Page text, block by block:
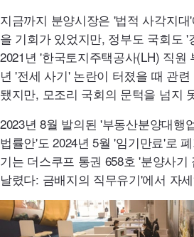
지금까지 분양시장은 '법적 사각지
을 기회가 있었지만, 정부도 국회도 '
2021년 '한국토지주택공사(LH) 직원
년 '전세 사기' 논란이 터졌을 때 관
됐지만, 모조리 국회의 문턱을 넘지
2023년 8월 발의된 '부동산분양대행
법률안'도 2024년 5월 '임기만료'로
기는 더스쿠프 통권 658호 '분양사
날렸다: 금배지의 직무유기'에서 자